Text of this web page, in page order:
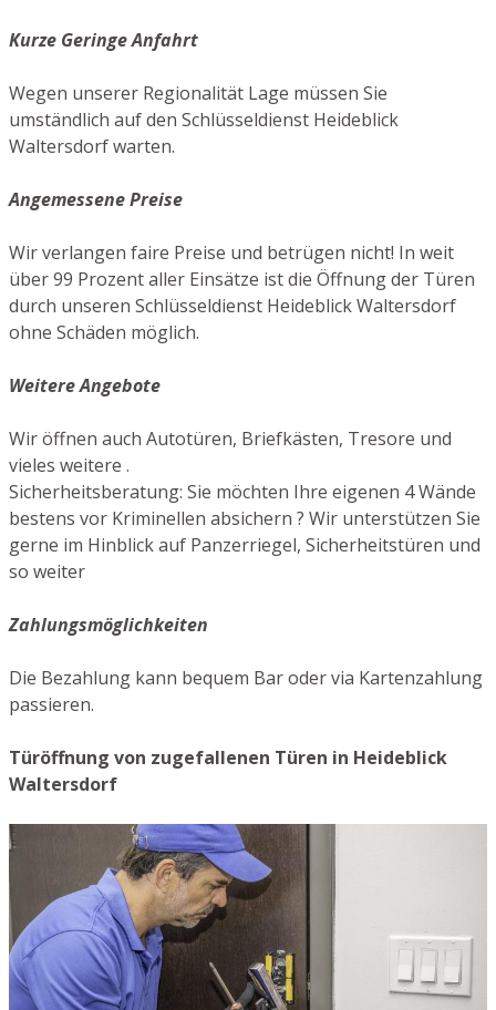
Kurze Geringe Anfahrt
Wegen unserer Regionalität Lage müssen Sie
umständlich auf den Schlüsseldienst Heideblick
Waltersdorf warten.
Angemessene Preise
Wir verlangen faire Preise und betrügen nicht! In weit
über 99 Prozent aller Einsätze ist die Öffnung der Türen
durch unseren Schlüsseldienst Heideblick Waltersdorf
ohne Schäden möglich.
Weitere Angebote
Wir öffnen auch Autotüren, Briefkästen, Tresore und
vieles weitere .
Sicherheitsberatung: Sie möchten Ihre eigenen 4 Wände
bestens vor Kriminellen absichern ? Wir unterstützen Sie
gerne im Hinblick auf Panzerriegel, Sicherheitstüren und
so weiter
Zahlungsmöglichkeiten
Die Bezahlung kann bequem Bar oder via Kartenzahlung
passieren.
Türöffnung von zugefallenen Türen in Heideblick
Waltersdorf